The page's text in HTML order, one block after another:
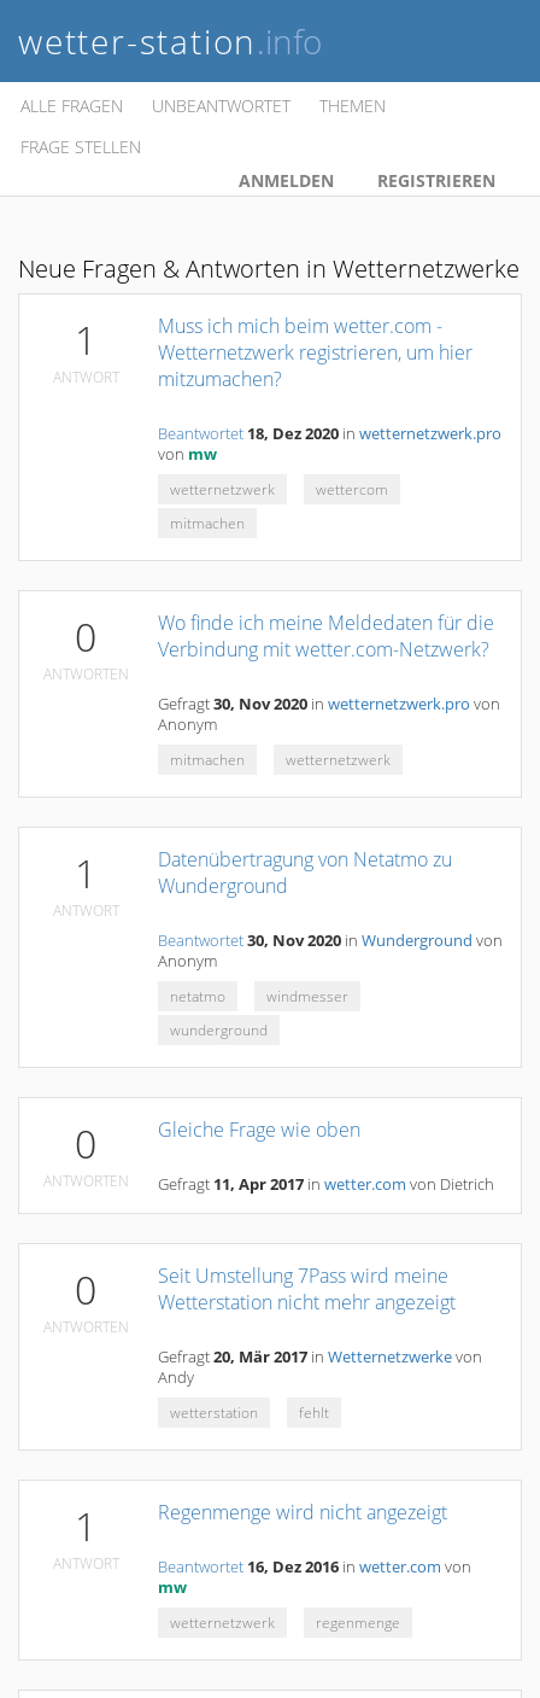
wetter-station.info
ALLE FRAGEN UNBEANTWORTET
THEMEN
FRAGE STELLEN
ANMELDEN
REGISTRIEREN
Neue Fragen & Antworten in Wetternetzwerke
1
ANTWORT
Muss ich mich beim wetter.com -
Wetternetzwerk registrieren, um hier
mitzumachen?
Beantwortet 18, Dez 2020 in wetternetzwerk.pro
von mw
wetternetzwerk
wettercom
mitmachen
0
ANTWORTEN
Wo finde ich meine Meldedaten für die
Verbindung mit wetter.com-Netzwerk?
Gefragt30, Nov 2020 in wetternetzwerk.pro von
Anonym
mitmachen
wetternetzwerk
1
ANTWORT
Datenübertragung von Netatmo zu
Wunderground
Beantwortet30, Nov 2020 in Wunderground von
Anonym
netatmo
windmesser
wunderground
0
ANTWORTEN
Gleiche Frage wie oben
Gefragt 11, Apr 2017 in wetter.com von Dietrich
0
ANTWORTEN
Seit Umstellung 7Pass wird meine
Wetterstation nicht mehr angezeigt
Gefragt20, Mär 2017 in Wetternetzwerkevon
Andy
wetterstation
fehlt
1
ANTWORT
Regenmenge wird nicht angezeigt
Beantwortet 16, Dez 2016 in wetter.com von
mw
wetternetzwerk
regenmenge